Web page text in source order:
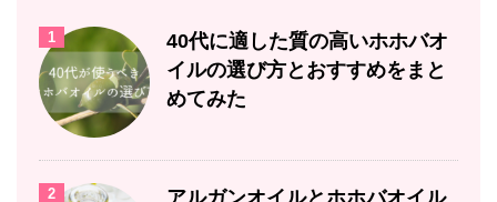
1
40代に適した質の高いホホバオ
イルの選び方とおすすめをまと
めてみた
2
アルガンオイルとホホバオイル